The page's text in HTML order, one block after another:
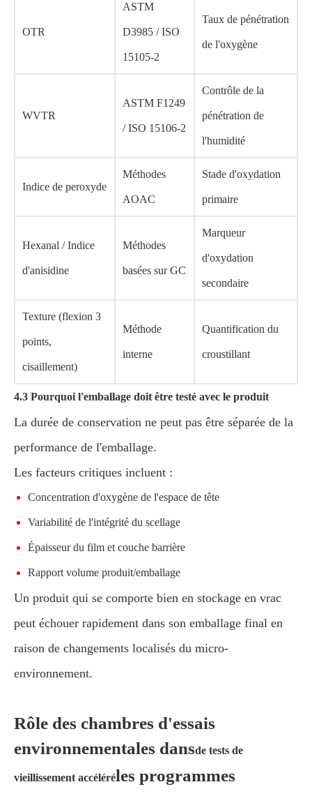
OTR
ASTM
D3985 / ISO
15105-2
Taux de pénétration
de l'oxygène
WVTR
ASTM F1249
/ ISO 15106-2
Contrôle de la
pénétration de
l'humidité
Indice de peroxyde
Méthodes
AOAC
Stade d'oxydation
primaire
Hexanal / Indice
d'anisidine
Méthodes
basées sur GC
Marqueur
d'oxydation
secondaire
Texture (flexion 3
points,
cisaillement)
Méthode
interne
Quantification du
croustillant
4.3 Pourquoi l'emballage doit être testé avec le produit
La durée de conservation ne peut pas être séparée de la
performance de l'emballage.
Les facteurs critiques incluent :
Concentration d'oxygène de l'espace de tête
Variabilité de l'intégrité du scellage
Épaisseur du film et couche barrière
Rapport volume produit/emballage
Un produit qui se comporte bien en stockage en vrac
peut échouer rapidement dans son emballage final en
raison de changements localisés du micro-
environnement.
Rôle des chambres d'essais
environnementales dansde tests de
vieillissement accéléréles programmes